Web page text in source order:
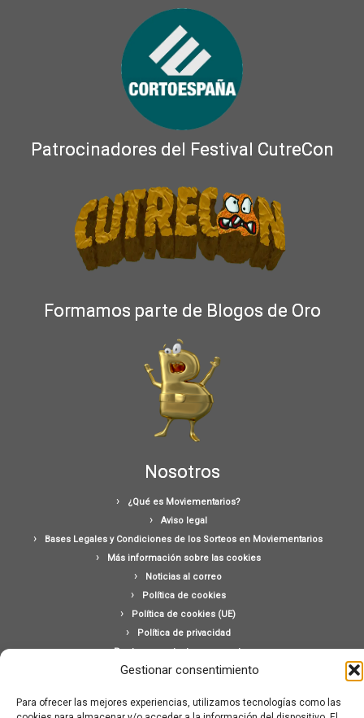
Gestionar consentimiento
Para ofrecer las mejores experiencias, utilizamos tecnologías como las
Patrocinadores del Festival CutreCon
Formamos parte de Blogos de Oro
Nosotros
¿Qué es Moviementarios?
Aviso legal
Bases Legales y Condiciones de los Sorteos en Moviementarios
Más información sobre las cookies
Noticias al correo
Política de cookies
Política de cookies (UE)
Política de privacidad
Ponte en contacto con nosotros